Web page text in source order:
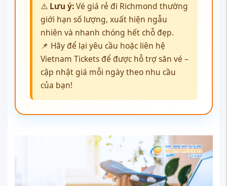
⚠️ Lưu ý:Vé giá rẻ đi Richmond thường
giới hạn số lượng, xuất hiện ngẫu
nhiên và nhanh chóng hết chỗ đẹp.
📌 Hãy để lại yêu cầu hoặc liên hệ
Vietnam Tickets để được hỗ trợ săn vé –
cập nhật giá mỗi ngày theo nhu cầu
của bạn!